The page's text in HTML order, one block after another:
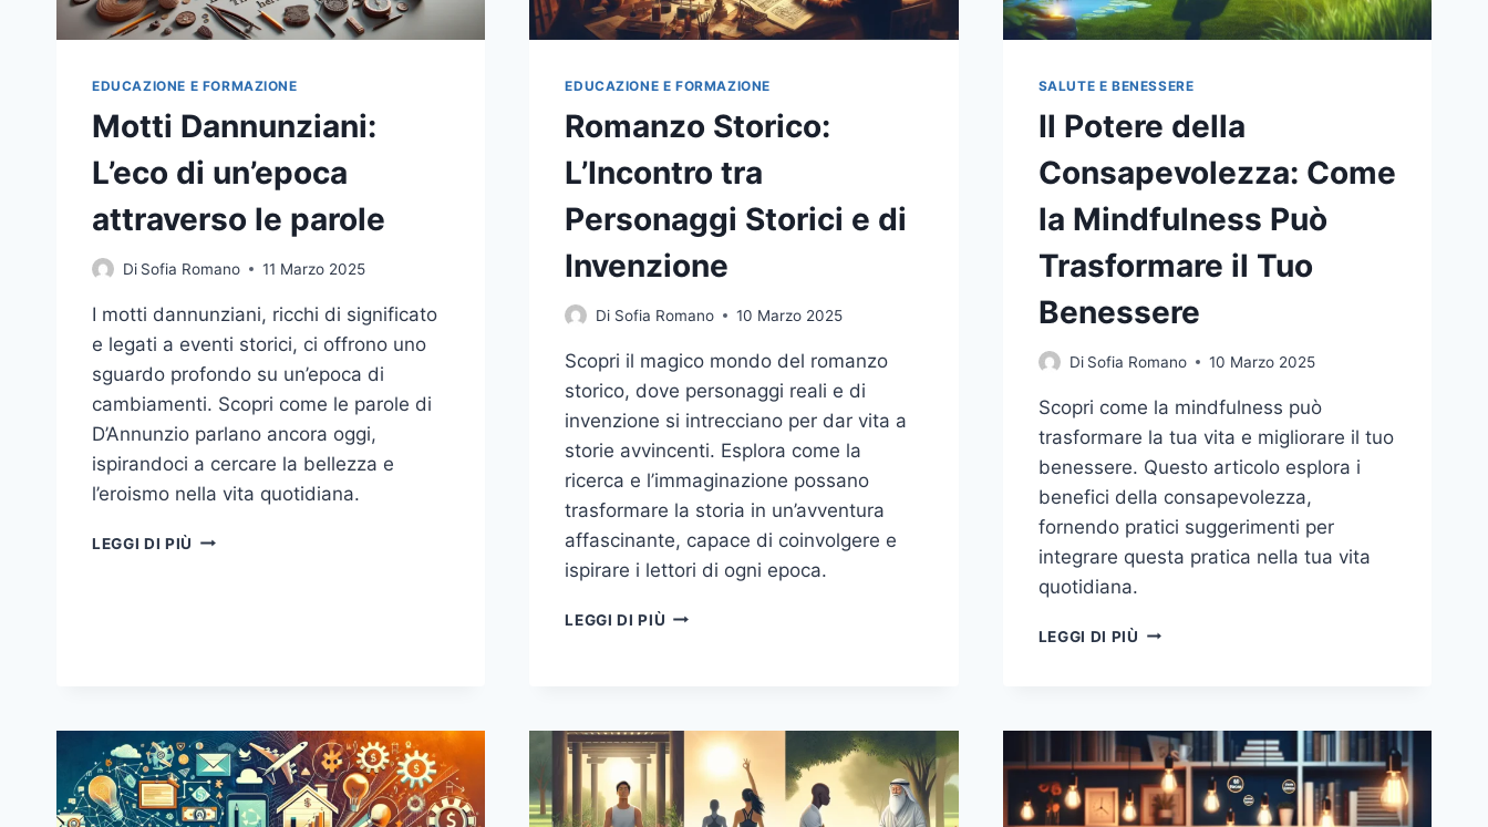
EDUCAZIONE E FORMAZIONE
Motti Dannunziani:
L’eco di un’epoca
attraverso le parole
Di Sofia Romano 11 Marzo 2025
I motti dannunziani, ricchi di significato
e legati a eventi storici, ci offrono uno
sguardo profondo su un’epoca di
cambiamenti. Scopri come le parole di
D’Annunzio parlano ancora oggi,
ispirandoci a cercare la bellezza e
l’eroismo nella vita quotidiana.
LEGGI DI PIÙ MOTTI
EDUCAZIONE E FORMAZIONE
Romanzo Storico:
L’Incontro tra
Personaggi Storici e di
Invenzione
Di Sofia Romano 10 Marzo 2025
Scopri il magico mondo del romanzo
storico, dove personaggi reali e di
invenzione si intrecciano per dar vita a
storie avvincenti. Esplora come la
ricerca e l’immaginazione possano
trasformare la storia in un’avventura
affascinante, capace di coinvolgere e
ispirare i lettori di ogni epoca.
LEGGI DI PIÙ ROMANZO
STORICI
E
INVENZIONE
SALUTE E BENESSERE
Il Potere della
Consapevolezza: Come
la Mindfulness Può
Trasformare il Tuo
Benessere
Di Sofia Romano 10 Marzo 2025
Scopri come la mindfulness può
trasformare la tua vita e migliorare il tuo
benessere. Questo articolo esplora i
benefici della consapevolezza,
fornendo pratici suggerimenti per
integrare questa pratica nella tua vita
quotidiana.
LEGGI DI PIÙ IL
LA
MINDFULNESS
PUÒ
TRASFORMARE